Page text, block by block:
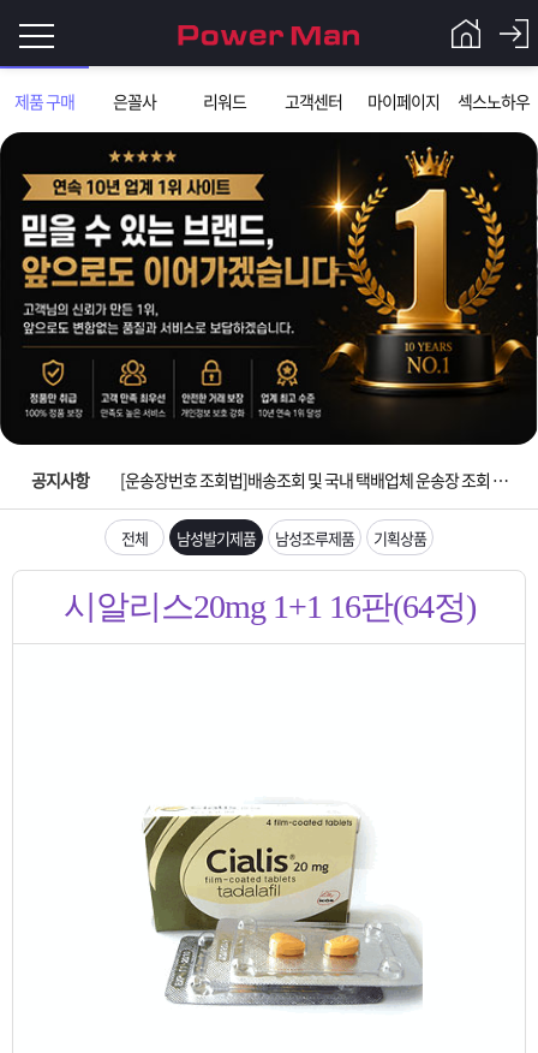
제품 구매 은꼴사 리워드 고객센터 마이페이지 섹스노하우
그
인
이
필
요
니
로
Q&A
파
워
맨
제
품
은
공지사항
입금확인이 안되는 상황을 대비해 꼭 입금후 고객센터 연락바랍니다.
[2026구정 연휴]설 연휴 배송 및 휴무 안내
[ios앱 오픈]아이폰 고객 앱설치 가능합니다.
[무인택배함 이용 안내] 집 밖에 주소로 택배 받기
전체 남성발기제품 남성조루제품 기획상품
시알리스20mg 1+1 16판(64정)